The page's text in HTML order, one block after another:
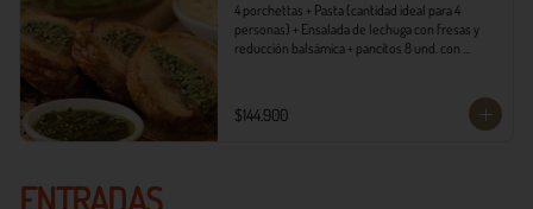
4 porchettas + Pasta (cantidad ideal para 4
personas) + Ensalada de lechuga con fresas y
reducción balsámica + pancitos 8 und. con
$144.900
ENTRADAS